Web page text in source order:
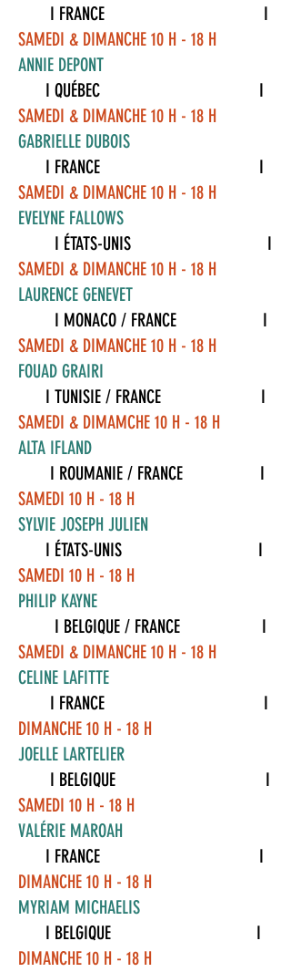
I FRANCE I
SAMEDI & DIMANCHE 10 H - 18 H
ANNIE DEPONT
I QUÉBEC I
SAMEDI & DIMANCHE 10 H - 18 H
GABRIELLE DUBOIS
I FRANCE I
SAMEDI & DIMANCHE 10 H - 18 H
EVELYNE FALLOWS
I ÉTATS-UNIS I
SAMEDI & DIMANCHE 10 H - 18 H
LAURENCE GENEVET
I MONACO / FRANCE I
SAMEDI & DIMANCHE 10 H - 18 H
FOUAD GRAIRI
I TUNISIE / FRANCE I
SAMEDI & DIMAMCHE 10 H - 18 H
ALTA IFLAND
I ROUMANIE / FRANCE I
SAMEDI 10 H - 18 H
SYLVIE JOSEPH JULIEN
I ÉTATS-UNIS I
SAMEDI 10 H - 18 H
PHILIP KAYNE
I BELGIQUE / FRANCE I
SAMEDI & DIMANCHE 10 H - 18 H
CELINE LAFITTE
I FRANCE I
DIMANCHE 10 H - 18 H
JOELLE LARTELIER
I BELGIQUE I
SAMEDI 10 H - 18 H
VALÉRIE MAROAH
I FRANCE I
DIMANCHE 10 H - 18 H
MYRIAM MICHAELIS
I BELGIQUE I
DIMANCHE 10 H - 18 H